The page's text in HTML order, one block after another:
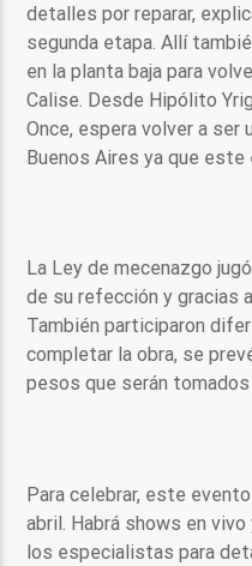
detalles por reparar,
segunda etapa. Allí
en la planta baja para
Calise. Desde Hipólito
Once, espera volver a ser
Buenos Aires ya que
La Ley de mecenazgo
de su refección y gracias
También participaron
completar la obra, se
pesos que serán
Para celebrar, este
abril. Habrá shows en
los especialistas para